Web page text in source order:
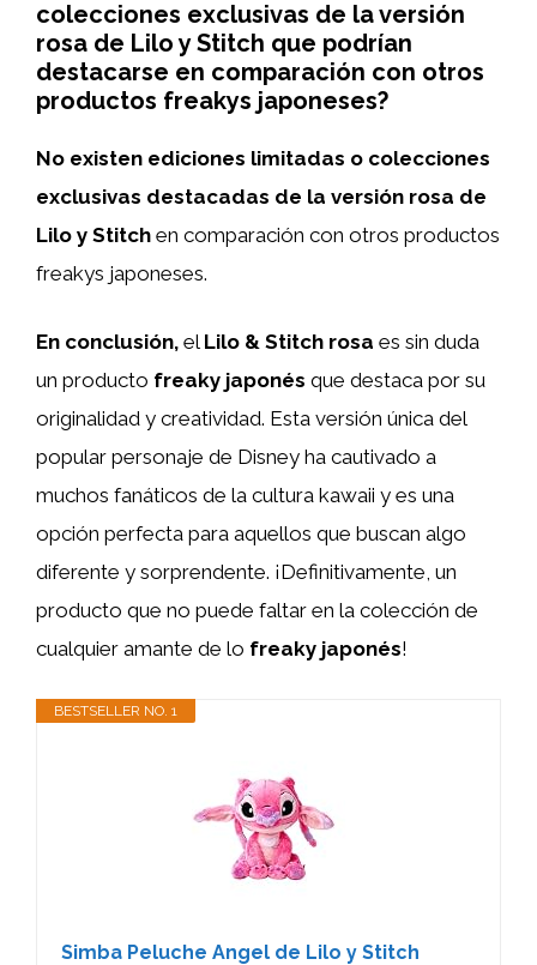
colecciones exclusivas de la versión
rosa de Lilo y Stitch que podrían
destacarse en comparación con otros
productos freakys japoneses?
No existen ediciones limitadas o colecciones
exclusivas destacadas de la versión rosa de
Lilo y Stitch en comparación con otros productos
freakys japoneses.
En conclusión, el Lilo & Stitch rosa es sin duda
un producto freaky japonés que destaca por su
originalidad y creatividad. Esta versión única del
popular personaje de Disney ha cautivado a
muchos fanáticos de la cultura kawaii y es una
opción perfecta para aquellos que buscan algo
diferente y sorprendente. ¡Definitivamente, un
producto que no puede faltar en la colección de
cualquier amante de lo freaky japonés!
BESTSELLER NO. 1
Simba Peluche Angel de Lilo y Stitch